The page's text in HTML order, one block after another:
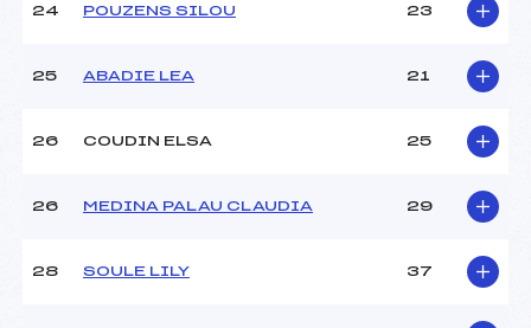
24 POUZENS SILOU 23
25 ABADIE LEA 21
26 COUDIN ELSA 25
26 MEDINA PALAU CLAUDIA 29
28 SOULE LILY 37